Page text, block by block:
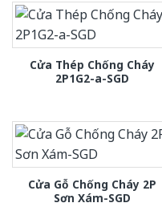
Cửa Thép Chống Cháy
2P1G2-a-SGD
Cửa Gỗ Chống Cháy 2P
Sơn Xám-SGD